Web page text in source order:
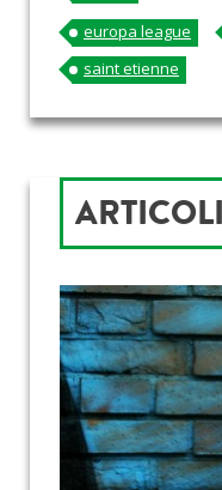
europa league
saint etienne